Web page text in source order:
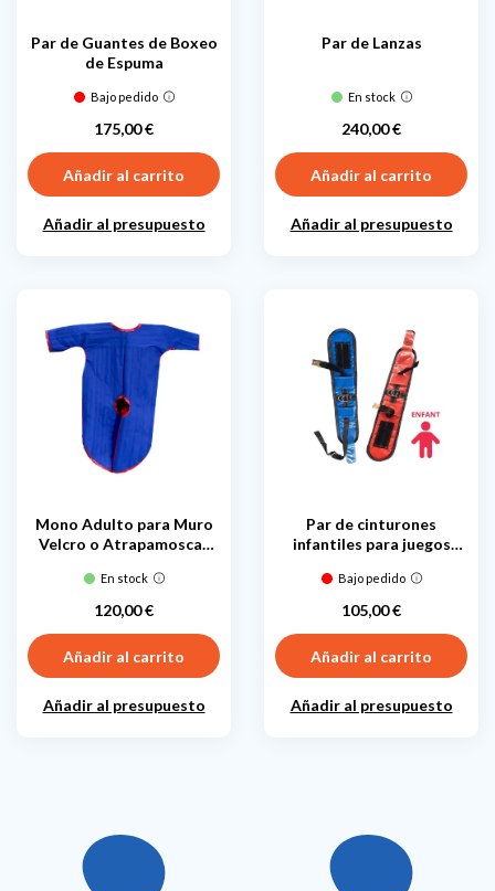
Par de Guantes de Boxeo
de Espuma
Bajo pedido
Precio
175,00 €
Añadir al carrito
Añadir al presupuesto
Par de Lanzas
En stock
Precio
240,00 €
Añadir al carrito
Añadir al presupuesto
Mono Adulto para Muro
Velcro o Atrapamoscas
En stock
Precio
120,00 €
Añadir al carrito
Añadir al presupuesto
Par de cinturones
infantiles para juegos
Bajo pedido
Precio
105,00 €
Añadir al carrito
Añadir al presupuesto